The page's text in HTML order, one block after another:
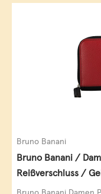
Bruno Banani
Bruno Banani /
Reißverschluss /
Querformat, echt